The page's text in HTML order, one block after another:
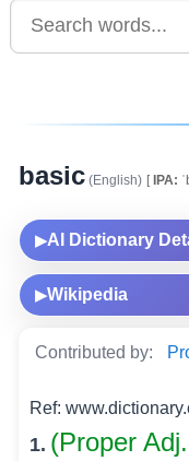
basic (English) [IPA:
▶AI Dictionary
▶Wikipedia
Contributed by:
Ref:
1. (Proper